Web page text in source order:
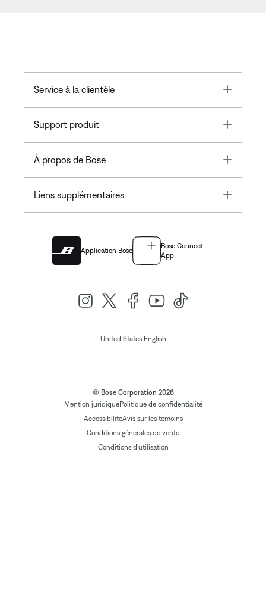
Service à la clientèle Toggle
Support produit Toggle
À propos de Bose Toggle
Liens supplémentaires Toggle
Application Bose
Bose Connect
App
United States| English
© Bose Corporation 2026
Mention juridiquePolitique de confidentialité
AccessibilitéAvis sur les témoins
Conditions générales de vente
Conditions d'utilisation